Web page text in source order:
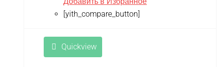
[yith_compare_button]
Quickview